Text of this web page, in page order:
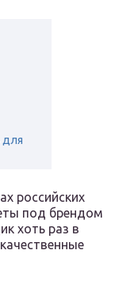
для
российских
под брендом
хоть раз в